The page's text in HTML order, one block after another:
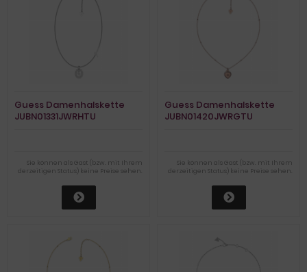
Guess Damenhalskette
JUBN01331JWRHTU
Sie können als Gast (bzw. mit Ihrem
derzeitigen Status) keine Preise sehen.
Guess Damenhalskette
JUBN01420JWRGTU
Sie können als Gast (bzw. mit Ihrem
derzeitigen Status) keine Preise sehen.